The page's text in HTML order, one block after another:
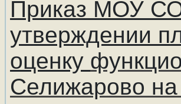
Приказ МОУ
утверждении
оценку
Селижарово